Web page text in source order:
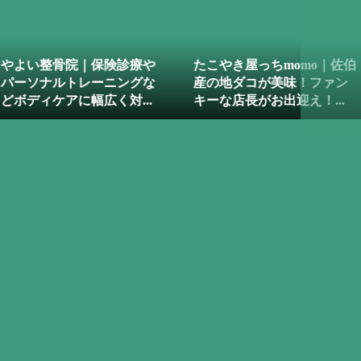
ちmomo｜佐伯
美味！ファン
お出迎え！...
NSK おへまハウス | 野津町
吉四六ランド内のお食事処
アイデア光る”ぴんころ...
ヴィン
ナハウ
今津留